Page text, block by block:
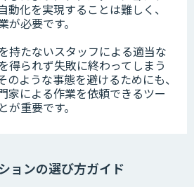
動化を実現することは難しく、
必要です。
持たないスタッフによる適当な
得られず失敗に終わってしまう
のような事態を避けるためにも、
家による作業を依頼できるツー
重要です。
ョンの選び方ガイド